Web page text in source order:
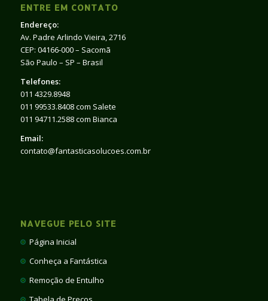
ENTRE EM CONTATO
Endereço:
Av. Padre Arlindo Vieira, 2716
CEP: 04166-000 – Sacomã
São Paulo – SP – Brasil
Telefones:
011 4329.8948
011 99533.8408 com Salete
011 94711.2588 com Bianca
Email:
contato@fantasticasolucoes.com.br
NAVEGUE PELO SITE
Página Inicial
Conheça a Fantástica
Remoção de Entulho